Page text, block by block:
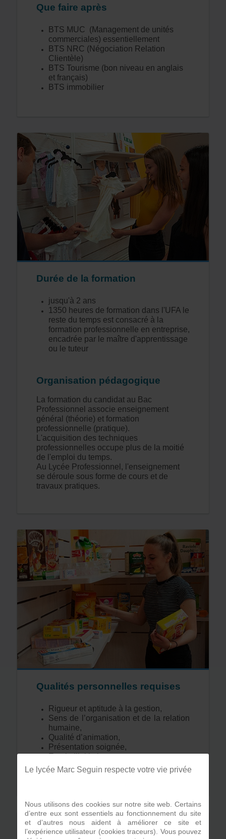
Que faire après
BTS MUC (Management de unités
commerciales) essentiellement
BTS NRC (Négociation Relation
Clientèle)
BTS Tourisme (bon niveau en anglais
et français)
BTS immobilier
Durée de la formation
jusqu'à 2 ans
1350 heures de formation dans l'UFA le
reste du temps est consacré à la
formation professionnelle en entreprise,
encadrée par le maître d'apprentissage
ou le tuteur
Organisation pédagogique
La formation du candidat au Bac
Professionnel associe enseignement
général (théorie) et formation
professionnelle (pratique).
L'acquisition des techniques
professionnelles occupe plus de la moitié
de l'emploi du temps.
Au Lycée Professionnel, l'enseignement
se déroule sous forme de cours et de
travaux pratiques.
Qualités personnelles requises
Rigueur et aptitude à la gestion,
Sens de l’organisation et de la relation
humaine,
Qualité d’animation,
Présentation soignée,
Esprit d’initiative,
Esprit d’équipe.
Le lycée Marc Seguin respecte votre vie privée
Nous utilisons des cookies sur notre site web. Certains
d’entre eux sont essentiels au fonctionnement du site
et d’autres nous aident à améliorer ce site et
l’expérience utilisateur (cookies traceurs). Vous pouvez